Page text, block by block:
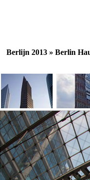
Berlijn 2013 » Berlin